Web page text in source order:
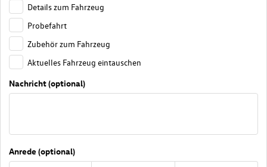
Details zum Fahrzeug
Probefahrt
Zubehör zum Fahrzeug
Aktuelles Fahrzeug eintauschen
Nachricht (optional)
Anrede (optional)